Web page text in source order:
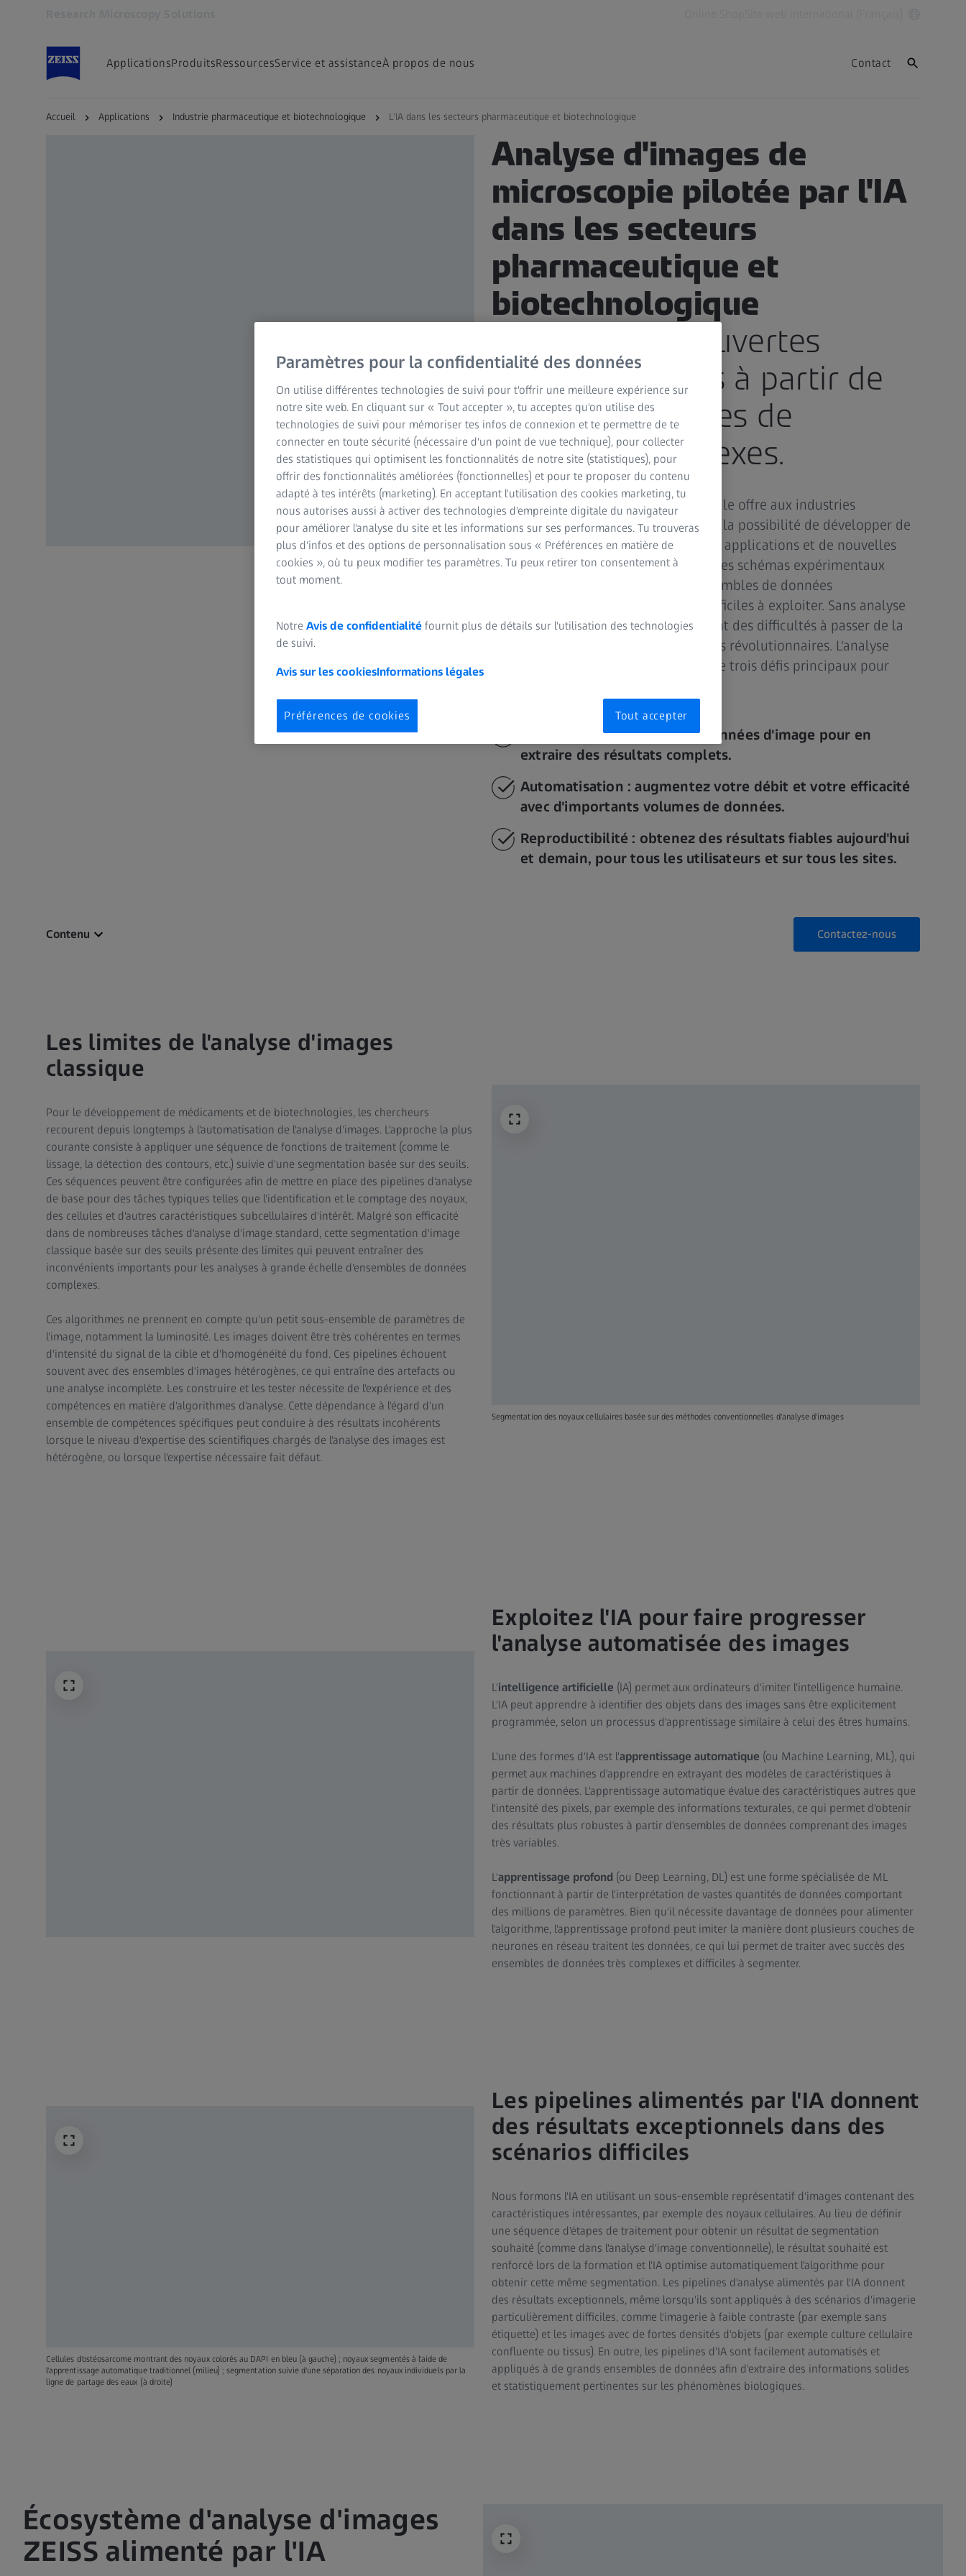
ApplicationsProduitsRessourcesService et assistanceÀ propos de nous Contact
Accueil Applications Industrie pharmaceutique et biotechnologique L'IA dans les secteurs pharmaceutique et biotechnologique
SOLUTIONS POUR L'INDUSTRIE
Analyse d'images de
microscopie pilotée par l'IA
dans les secteurs
pharmaceutique et
biotechnologique
Faites des découvertes
révolutionnaires à partir de
vastes ensembles de
données complexes.
L'explosion de la recherche biomédicale offre aux industries
pharmaceutique et biotechnologique la possibilité de développer de
nouveaux médicaments, de nouvelles applications et de nouvelles
technologies. L'innovation nécessite des schémas expérimentaux
complexes qui aboutissent à des ensembles de données
multidimensionnels extrêmement difficiles à exploiter. Sans analyse
automatisée, les entreprises éprouvent des difficultés à passer de la
collecte de données à des découvertes révolutionnaires. L'analyse
d'images basée sur l'IA de ZEISS relève trois défis principaux pour
Informations : analysez les données d'image pour en
extraire des résultats complets.
Automatisation : augmentez votre débit et votre efficacité
avec d'importants volumes de données.
Reproductibilité : obtenez des résultats fiables aujourd'hui
et demain, pour tous les utilisateurs et sur tous les sites.
Contenu Contactez-nous
Segmentation des noyaux cellulaires basée sur des méthodes conventionnelles d'analyse d'images
Les limites de l'analyse d'images
classique
Pour le développement de médicaments et de biotechnologies, les chercheurs
recourent depuis longtemps à l'automatisation de l'analyse d'images. L'approche la plus
courante consiste à appliquer une séquence de fonctions de traitement (comme le
lissage, la détection des contours, etc.) suivie d'une segmentation basée sur des seuils.
Ces séquences peuvent être configurées afin de mettre en place des pipelines d'analyse
de base pour des tâches typiques telles que l'identification et le comptage des noyaux,
des cellules et d'autres caractéristiques subcellulaires d'intérêt. Malgré son efficacité
dans de nombreuses tâches d'analyse d'image standard, cette segmentation d'image
classique basée sur des seuils présente des limites qui peuvent entraîner des
inconvénients importants pour les analyses à grande échelle d'ensembles de données
complexes.
Ces algorithmes ne prennent en compte qu'un petit sous-ensemble de paramètres de
l'image, notamment la luminosité. Les images doivent être très cohérentes en termes
d'intensité du signal de la cible et d'homogénéité du fond. Ces pipelines échouent
souvent avec des ensembles d'images hétérogènes, ce qui entraîne des artefacts ou
une analyse incomplète. Les construire et les tester nécessite de l'expérience et des
compétences en matière d'algorithmes d'analyse. Cette dépendance à l'égard d'un
ensemble de compétences spécifiques peut conduire à des résultats incohérents
lorsque le niveau d'expertise des scientifiques chargés de l'analyse des images est
hétérogène, ou lorsque l'expertise nécessaire fait défaut.
Exploitez l'IA pour faire progresser
l'analyse automatisée des images
L'intelligence artificielle (IA) permet aux ordinateurs d'imiter l'intelligence humaine.
L'IA peut apprendre à identifier des objets dans des images sans être explicitement
programmée, selon un processus d'apprentissage similaire à celui des êtres humains.
L'une des formes d'IA est l'apprentissage automatique (ou Machine Learning, ML), qui
permet aux machines d'apprendre en extrayant des modèles de caractéristiques à
partir de données. L'apprentissage automatique évalue des caractéristiques autres que
l'intensité des pixels, par exemple des informations texturales, ce qui permet d'obtenir
des résultats plus robustes à partir d'ensembles de données comprenant des images
très variables.
L'apprentissage profond(ou Deep Learning, DL) est une forme spécialisée de ML
fonctionnant à partir de l'interprétation de vastes quantités de données comportant
des millions de paramètres. Bien qu'il nécessite davantage de données pour alimenter
l'algorithme, l'apprentissage profond peut imiter la manière dont plusieurs couches de
neurones en réseau traitent les données, ce qui lui permet de traiter avec succès des
ensembles de données très complexes et difficiles à segmenter.
Cellules d'ostéosarcome montrant des noyaux colorés au DAPI en bleu (à gauche) ; noyaux segmentés à l'aide de
l'apprentissage automatique traditionnel (milieu) ; segmentation suivie d'une séparation des noyaux individuels par la
ligne de partage des eaux (à droite)
Les pipelines alimentés par l'IA donnent
des résultats exceptionnels dans des
scénarios difficiles
Nous formons l'IA en utilisant un sous-ensemble représentatif d'images contenant des
caractéristiques intéressantes, par exemple des noyaux cellulaires. Au lieu de définir
une séquence d'étapes de traitement pour obtenir un résultat de segmentation
souhaité (comme dans l'analyse d'image conventionnelle), le résultat souhaité est
renforcé lors de la formation et l'IA optimise automatiquement l'algorithme pour
obtenir cette même segmentation. Les pipelines d'analyse alimentés par l'IA donnent
des résultats exceptionnels, même lorsqu'ils sont appliqués à des scénarios d'imagerie
particulièrement difficiles, comme l'imagerie à faible contraste (par exemple sans
étiquette) et les images avec de fortes densités d'objets (par exemple culture cellulaire
confluente ou tissus). En outre, les pipelines d'IA sont facilement automatisés et
appliqués à de grands ensembles de données afin d'extraire des informations solides
et statistiquement pertinentes sur les phénomènes biologiques.
Écosystème d'analyse d'images
ZEISS alimenté par l'IA
Paramètres pour la confidentialité des données
On utilise différentes technologies de suivi pour t'offrir une meilleure expérience sur
notre site web. En cliquant sur « Tout accepter », tu acceptes qu'on utilise des
technologies de suivi pour mémoriser tes infos de connexion et te permettre de te
connecter en toute sécurité (nécessaire d'un point de vue technique), pour collecter
des statistiques qui optimisent les fonctionnalités de notre site (statistiques), pour
offrir des fonctionnalités améliorées (fonctionnelles) et pour te proposer du contenu
adapté à tes intérêts (marketing). En acceptant l'utilisation des cookies marketing, tu
nous autorises aussi à activer des technologies d'empreinte digitale du navigateur
pour améliorer l'analyse du site et les informations sur ses performances. Tu trouveras
plus d'infos et des options de personnalisation sous « Préférences en matière de
cookies », où tu peux modifier tes paramètres. Tu peux retirer ton consentement à
tout moment.
Notre Avis de confidentialité fournit plus de détails sur l'utilisation des technologies
de suivi.
Avis sur les cookiesInformations légales
Préférences de cookies Tout accepter